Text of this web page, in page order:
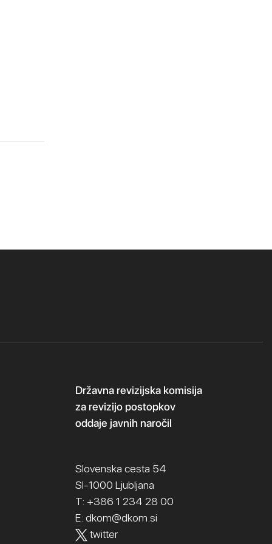
Državna revizijska komisija
za revizijo postopkov
oddaje javnih naročil
Slovenska cesta 54
SI-1000 Ljubljana
T: +386 1 234 28 00
E: dkom@dkom.si
twitter